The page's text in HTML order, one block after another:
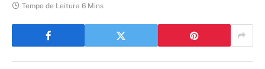
Tempo de Leitura 6 Mins